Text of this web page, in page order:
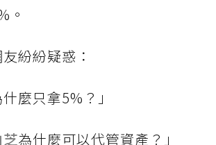
。
紛紛疑惑：
麼只拿5%？」
為什麼可以代管資產？」